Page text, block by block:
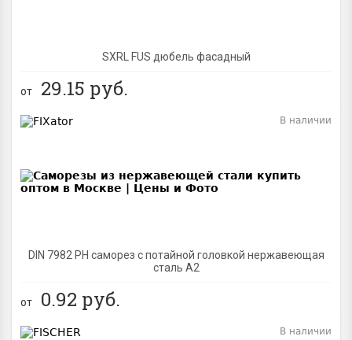
SXRL FUS дюбель фасадный
от 29.15 руб.
DIN 7982 PH саморез с потайной головкой нержавеющая
сталь A2
В наличии
от 0.92 руб.
В наличии